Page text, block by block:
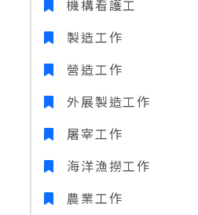
機構看護工
製造工作
營造工作
外展製造工作
屠宰工作
海洋漁撈工作
農業工作